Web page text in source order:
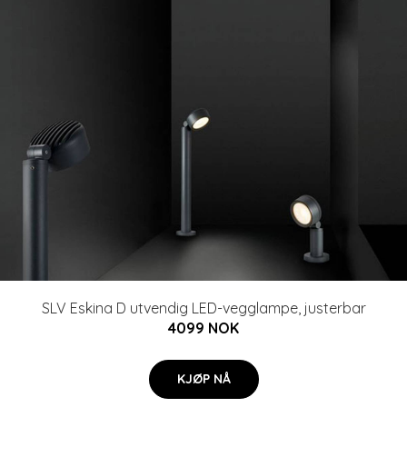
SLV Eskina D utvendig LED-vegglampe, justerbar
4099 NOK
KJØP NÅ